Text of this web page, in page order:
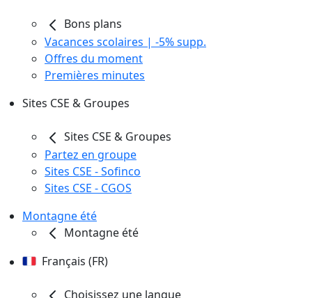
Bons plans
Vacances scolaires | -5% supp.
Offres du moment
Premières minutes
Sites CSE & Groupes
Sites CSE & Groupes
Partez en groupe
Sites CSE - Sofinco
Sites CSE - CGOS
Montagne été
Montagne été
Français (FR)
Choisissez une langue